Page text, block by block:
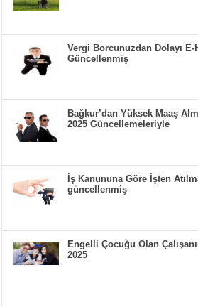
Vergi Borcunuzdan Dolayı E-
Güncellenmiş
Bağkur’dan Yüksek Maaş
2025 Güncellemeleriyle
İş Kanununa Göre İşten
güncellenmiş
Engelli Çocuğu Olan
2025